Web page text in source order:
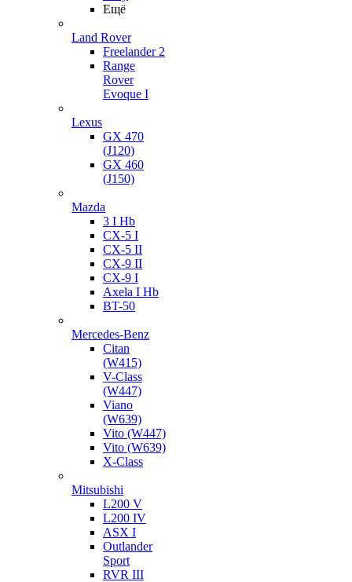
Ещё
Land Rover
Freelander 2
Range
Rover
Evoque I
Lexus
GX 470
(J120)
GX 460
(J150)
Mazda
3 I Hb
CX-5 I
CX-5 II
CX-9 II
CX-9 I
Axela I Hb
BT-50
Mercedes-Benz
Citan
(W415)
V-Class
(W447)
Viano
(W639)
Vito (W447)
Vito (W639)
X-Class
Mitsubishi
L200 V
L200 IV
ASX I
Outlander
Sport
RVR III